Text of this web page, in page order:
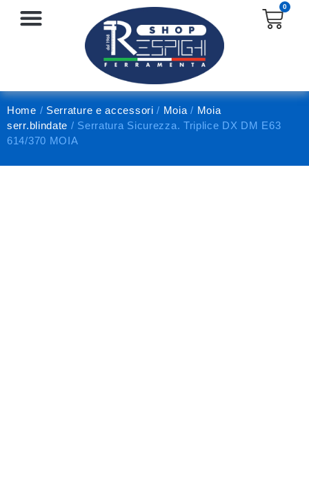
0
Home / Serrature e accessori / Moia / Moia
serr.blindate / Serratura Sicurezza. Triplice DX DM E63
614/370 MOIA